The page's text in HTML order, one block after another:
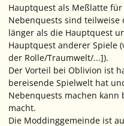
Hauptquest als Meßlatte
Nebenquests sind
länger als die Hauptquest
Hauptquest anderer Spiele
der Rolle/Traumwelt/...]).
Der Vorteil bei Oblivion ist
bereisende Spielwelt hat
Nebenquests machen
macht.
Die Moddinggemeinde ist